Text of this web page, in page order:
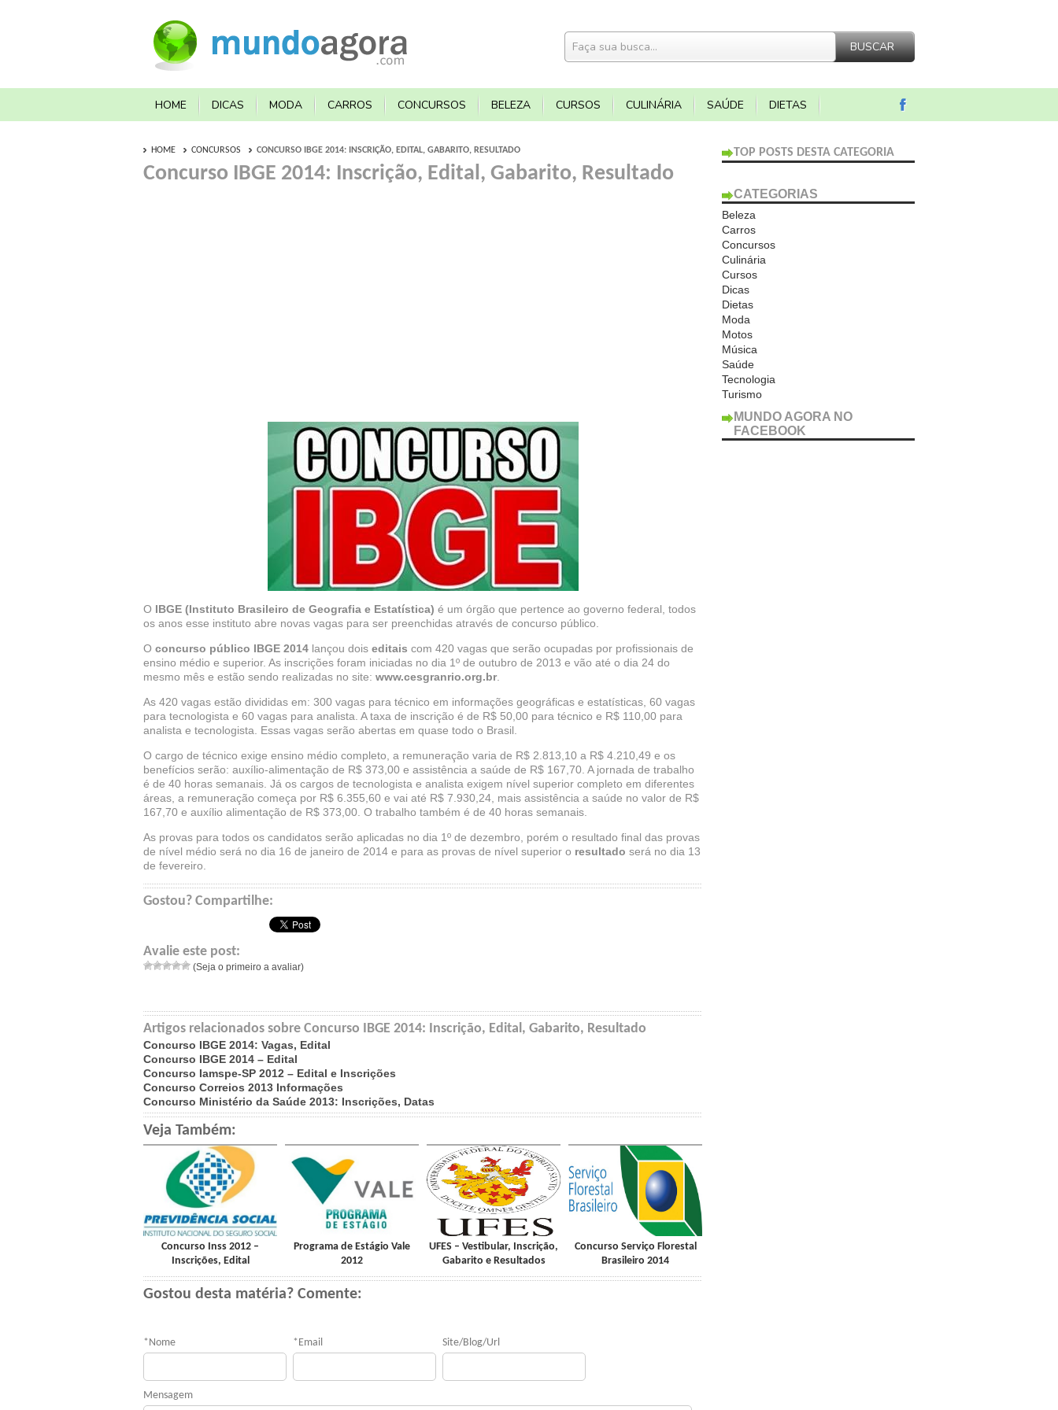
HOME DICAS MODA CARROS CONCURSOS BELEZA CURSOS CULINÁRIA SAÚDE DIETAS
HOME CONCURSOS CONCURSO IBGE 2014: INSCRIÇÃO, EDITAL, GABARITO, RESULTADO
Concurso IBGE 2014: Inscrição, Edital, Gabarito, Resultado
O IBGE (Instituto Brasileiro de Geografia e Estatística) é um órgão que pertence ao governo federal, todos
os anos esse instituto abre novas vagas para ser preenchidas através de concurso público.
O concurso público IBGE 2014 lançou dois editais com 420 vagas que serão ocupadas por profissionais de
ensino médio e superior. As inscrições foram iniciadas no dia 1º de outubro de 2013 e vão até o dia 24 do
mesmo mês e estão sendo realizadas no site: www.cesgranrio.org.br.
As 420 vagas estão divididas em: 300 vagas para técnico em informações geográficas e estatísticas, 60 vagas
para tecnologista e 60 vagas para analista. A taxa de inscrição é de R$ 50,00 para técnico e R$ 110,00 para
analista e tecnologista. Essas vagas serão abertas em quase todo o Brasil.
O cargo de técnico exige ensino médio completo, a remuneração varia de R$ 2.813,10 a R$ 4.210,49 e os
benefícios serão: auxílio-alimentação de R$ 373,00 e assistência a saúde de R$ 167,70. A jornada de trabalho
é de 40 horas semanais. Já os cargos de tecnologista e analista exigem nível superior completo em diferentes
áreas, a remuneração começa por R$ 6.355,60 e vai até R$ 7.930,24, mais assistência a saúde no valor de R$
167,70 e auxílio alimentação de R$ 373,00. O trabalho também é de 40 horas semanais.
As provas para todos os candidatos serão aplicadas no dia 1º de dezembro, porém o resultado final das provas
de nível médio será no dia 16 de janeiro de 2014 e para as provas de nível superior o resultado será no dia 13
de fevereiro.
Gostou? Compartilhe:
Avalie este post:
(Seja o primeiro a avaliar)
Artigos relacionados sobre Concurso IBGE 2014: Inscrição, Edital, Gabarito, Resultado
Concurso IBGE 2014: Vagas, Edital
Concurso IBGE 2014 – Edital
Concurso Iamspe-SP 2012 – Edital e Inscrições
Concurso Correios 2013 Informações
Concurso Ministério da Saúde 2013: Inscrições, Datas
Veja Também:
Concurso Inss 2012 –
Inscrições, Edital
Programa de Estágio Vale
2012
UFES – Vestibular, Inscrição,
Gabarito e Resultados
Concurso Serviço Florestal
Brasileiro 2014
Gostou desta matéria? Comente:
* Nome * Email Site/Blog/Url
Mensagem
TOP POSTS DESTA CATEGORIA
CATEGORIAS
Beleza
Carros
Concursos
Culinária
Cursos
Dicas
Dietas
Moda
Motos
Música
Saúde
Tecnologia
Turismo
MUNDO AGORA NO
FACEBOOK